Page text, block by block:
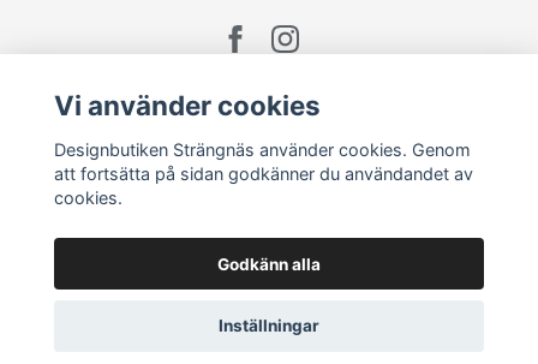
© 2026 Designbutiken Strängnäs
Vi använder cookies
Designbutiken Strängnäs använder cookies. Genom
att fortsätta på sidan godkänner du användandet av
cookies.
Godkänn alla
Inställningar